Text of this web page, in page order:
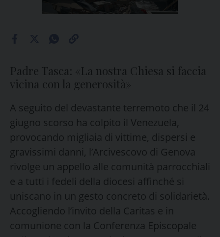
Padre Tasca: «La nostra Chiesa si faccia
vicina con la generosità»
A seguito del devastante terremoto che il 24
giugno scorso ha colpito il Venezuela,
provocando migliaia di vittime, dispersi e
gravissimi danni, l’Arcivescovo di Genova
rivolge un appello alle comunità parrocchiali
e a tutti i fedeli della diocesi affinché si
uniscano in un gesto concreto di solidarietà.
Accogliendo l’invito della Caritas e in
comunione con la Conferenza Episcopale